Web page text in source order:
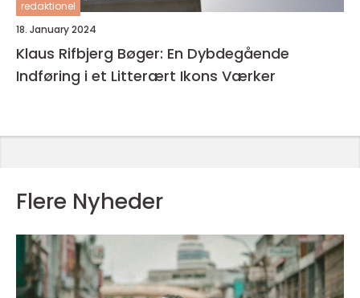
redaktionel
18. January 2024
Klaus Rifbjerg Bøger: En Dybdegående
Indføring i et Litterært Ikons Værker
Flere Nyheder